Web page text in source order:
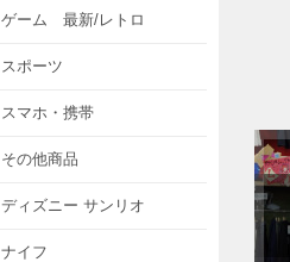
ゲーム 最新/レトロ
スポーツ
スマホ・携帯
その他商品
ディズニー サンリオ
ナイフ